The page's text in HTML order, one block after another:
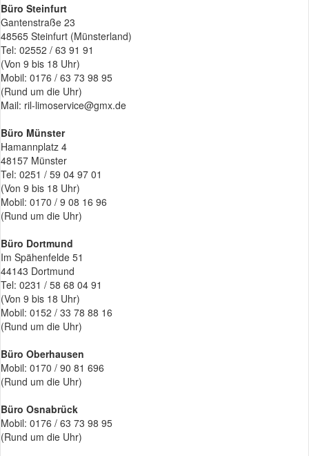
Büro Steinfurt
Gantenstraße 23
48565 Steinfurt (Münsterland)
Tel: 02552 / 63 91 91
(Von 9 bis 18 Uhr)
Mobil: 0176 / 63 73 98 95
(Rund um die Uhr)
Mail: ril-limoservice@gmx.de
Büro Münster
Hamannplatz 4
48157 Münster
Tel: 0251 / 59 04 97 01
(Von 9 bis 18 Uhr)
Mobil: 0170 / 9 08 16 96
(Rund um die Uhr)
Büro Dortmund
Im Spähenfelde 51
44143 Dortmund
Tel: 0231 / 58 68 04 91
(Von 9 bis 18 Uhr)
Mobil: 0152 / 33 78 88 16
(Rund um die Uhr)
Büro Oberhausen
Mobil: 0170 / 90 81 696
(Rund um die Uhr)
Büro Osnabrück
Mobil: 0176 / 63 73 98 95
(Rund um die Uhr)